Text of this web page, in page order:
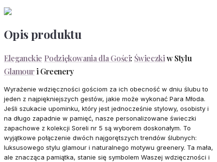
Opis produktu
Eleganckie Podziękowania dla Gości: Świeczkiw Stylu
Glamouri Greenery
Wyrażenie wdzięczności gościom za ich obecność w dniu ślubu to
jeden z najpiękniejszych gestów, jakie może wykonać Para Młoda.
Jeśli szukacie upominku, który jest jednocześnie stylowy, osobisty i
na długo zapadnie w pamięć, nasze personalizowane świeczki
zapachowe z kolekcji Soreli nr 5 są wyborem doskonałym. To
wyjątkowe połączenie dwóch najgorętszych trendów ślubnych:
luksusowego stylu glamour i naturalnego motywu greenery. Ta mała,
ale znacząca pamiątka, stanie się symbolem Waszej wdzięczności i